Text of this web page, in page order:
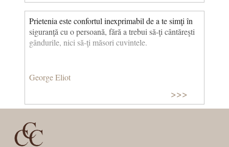
Prietenia este confortul inexprimabil de a te simţi în
siguranţă cu o persoană, fără a trebui să-ţi cântăreşti
gândurile, nici să-ţi măsori cuvintele.
George Eliot
>>>